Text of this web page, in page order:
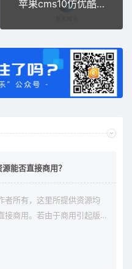
苹果cms10仿优酷第三版本（商业版）
能否直接商用？
者所有，这里所提供资源均
接商用。若由于商用引起版